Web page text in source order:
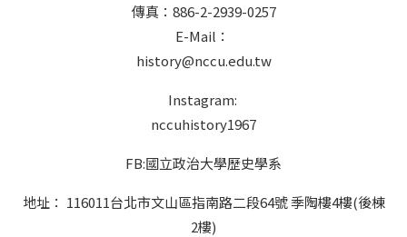
傳真：886-2-2939-0257
E-Mail：
history@nccu.edu.tw
Instagram:
nccuhistory1967
FB:國立政治大學歷史學系
地址： 116011台北市文山區指南路二段64號 季陶樓4樓(後棟
2樓)